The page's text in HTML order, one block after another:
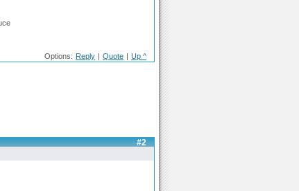
Options: Reply | Quote | Up ^
#2